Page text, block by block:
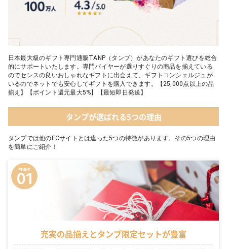
日本最大級のギフト専門通販TANP（タンプ）があなたのギフト選びを総合
的にサポートいたします。専門バイヤーが選りすぐりの商品を揃えている
のでセンスの良いおしゃれなギフトに出会えて、ギフトコンシェルジュが
いるのでネットでも安心してギフトを購入できます。【25,000点以上の品
揃え】【ポイント還元最大5%】【最短即日発送】
タンプが選ばれる5つの理由
タンプでは他のECサイトとは違った5つの特徴があります。その5つの理由
を簡単にご紹介！
充実の品揃えとタンプ限定セットが豊富